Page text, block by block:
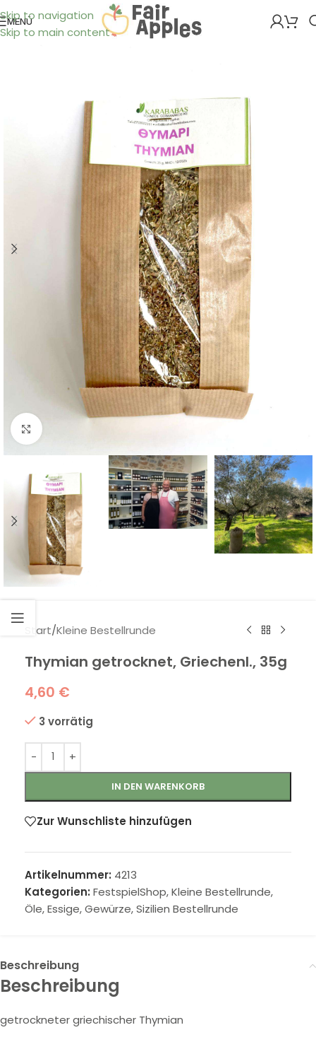
Skip to navigation
Skip to main content
MENÜ
Klick zum Vergrößern
Start/Kleine Bestellrunde
Thymian getrocknet, Griechenl., 35g
4,60 €
3 vorrätig
IN DEN WARENKORB
Zur Wunschliste hinzufügen
Artikelnummer: 4213
Kategorien: FestspielShop,Kleine Bestellrunde,
Öle, Essige, Gewürze,Sizilien Bestellrunde
Beschreibung
Beschreibung
getrockneter griechischer Thymian